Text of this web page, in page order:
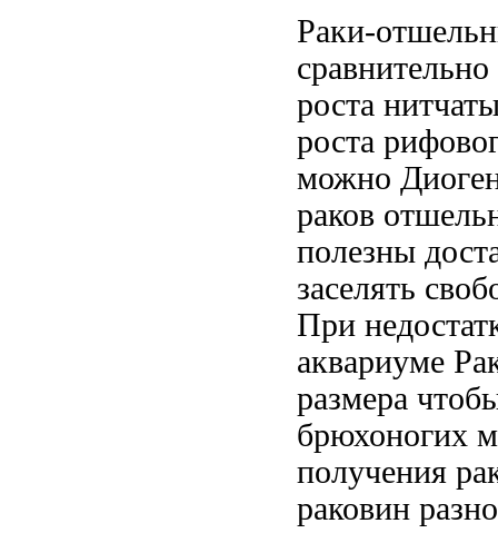
Раки-
сравнительно
роста
роста
можно
раков
полезны
заселять
При
аквариуме
размера
брюхоногих
получения
раковин